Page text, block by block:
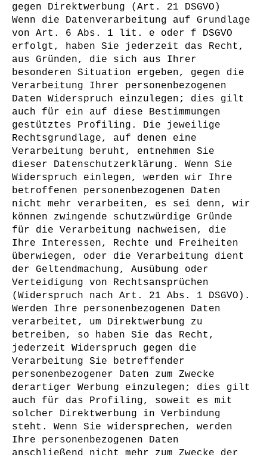
gegen Direktwerbung (Art. 21 DSGVO)
Wenn die Datenverarbeitung auf Grundlage
von Art. 6 Abs. 1 lit. e oder f DSGVO
erfolgt, haben Sie jederzeit das Recht,
aus Gründen, die sich aus Ihrer
besonderen Situation ergeben, gegen die
Verarbeitung Ihrer personenbezogenen
Daten Widerspruch einzulegen; dies gilt
auch für ein auf diese Bestimmungen
gestütztes Profiling. Die jeweilige
Rechtsgrundlage, auf denen eine
Verarbeitung beruht, entnehmen Sie
dieser Datenschutzerklärung. Wenn Sie
Widerspruch einlegen, werden wir Ihre
betroffenen personenbezogenen Daten
nicht mehr verarbeiten, es sei denn, wir
können zwingende schutzwürdige Gründe
für die Verarbeitung nachweisen, die
Ihre Interessen, Rechte und Freiheiten
überwiegen, oder die Verarbeitung dient
der Geltendmachung, Ausübung oder
Verteidigung von Rechtsansprüchen
(Widerspruch nach Art. 21 Abs. 1 DSGVO).
Werden Ihre personenbezogenen Daten
verarbeitet, um Direktwerbung zu
betreiben, so haben Sie das Recht,
jederzeit Widerspruch gegen die
Verarbeitung Sie betreffender
personenbezogener Daten zum Zwecke
derartiger Werbung einzulegen; dies gilt
auch für das Profiling, soweit es mit
solcher Direktwerbung in Verbindung
steht. Wenn Sie widersprechen, werden
Ihre personenbezogenen Daten